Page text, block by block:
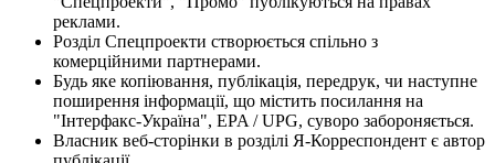
реклами.
Розділ Спецпроекти створюється спільно з
комерційними партнерами.
Будь яке копіювання, публікація, передрук, чи наступне
поширення інформації, що містить посилання на
"Інтерфакс-Україна", EPA / UPG, суворо забороняється.
Власник веб-сторінки в розділі Я-Корреспондент є автор